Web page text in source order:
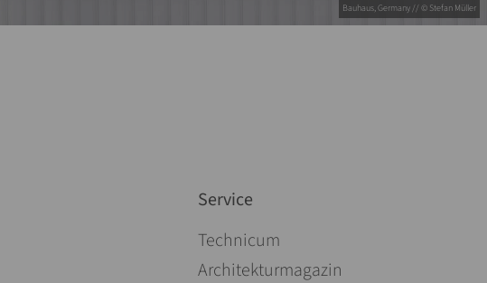
Bauhaus, Germany // © Stefan Müller
Service
Pomiń nawigacje
Technicum
Architekturmagazin